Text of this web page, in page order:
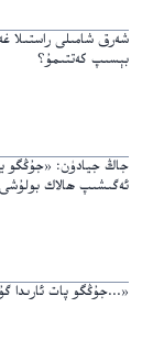
شەرق شامىلى راستىلا
بېسىپ كەتتىمۇ؟
جاڭ جيادۈن: «جۇڭگو
ئەگىشىپ ھالاك
«...جۇڭگو پات ئارىدا